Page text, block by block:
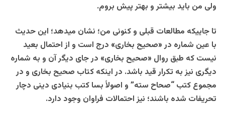
ولی من باید بیشتر و بهتر پیش بروم.
تا جاییکه مطالعات قبلی و کنونی من؛ نشان میدهد؛ این حدیث
با عین شماره در «صحیح بخاری» درج است و از احتمال بعید
نیست که طبق روال «صحیح بخاری» در جای دیگر آن و به شماره
دیگری نیز به تکرار قید باشد. در اینکه کتاب صحیح بخاری و در
مجموع کتب “صحاح سته” و اصولاً بسا کتب بنیادی دینی دچار
تحریفات شده باشند؛ نیز احتمالات فراوان وجود دارد.